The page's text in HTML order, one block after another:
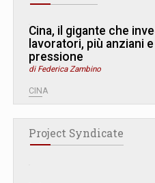
Cina, il gigante che
lavoratori, più anziani
pressione
di Federica Zambino
CINA
Project Syndicate